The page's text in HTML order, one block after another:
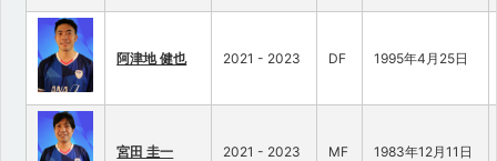
阿津地 健也 2021 - 2023 DF 1995年4月25日
宮田 圭一 2021 - 2023 MF 1983年12月11日